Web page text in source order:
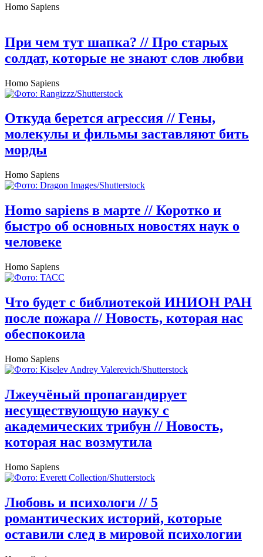
Homo Sapiens
При чем тут шапка? // Про старых
солдат, которые не знают слов любви
Homo Sapiens
Откуда берется агрессия // Гены,
молекулы и фильмы заставляют бить
морды
Homo Sapiens
Homo sapiens в марте // Коротко и
быстро об основных новостях наук о
человеке
Homo Sapiens
Что будет с библиотекой ИНИОН РАН
после пожара // Новость, которая нас
обеспокоила
Homo Sapiens
Лжеучёный пропагандирует
несуществующую науку с
академических трибун // Новость,
которая нас возмутила
Homo Sapiens
Любовь и психологи // 5
романтических историй, которые
оставили след в мировой психологии